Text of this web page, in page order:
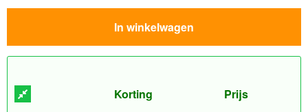
In winkelwagen
Korting Prijs